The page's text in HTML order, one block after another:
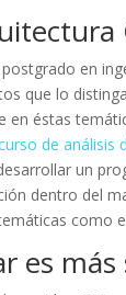
en
que lo
en éstas
de análisis
un
dentro del
como
es